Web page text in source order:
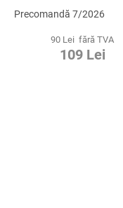
STITCH
Precomandă 7/2026
90 Lei fără TVA
109 Lei